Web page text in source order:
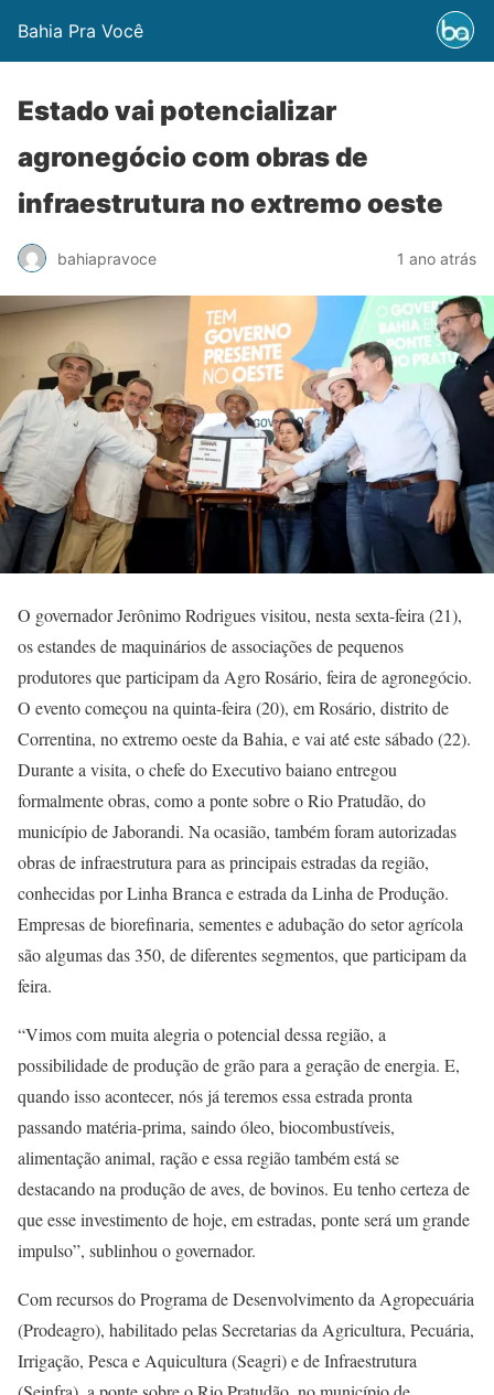
Bahia Pra Você
Estado vai potencializar
agronegócio com obras de
infraestrutura no extremo oeste
bahiapravoce 1 ano atrás
O governador Jerônimo Rodrigues visitou, nesta sexta-feira (21),
os estandes de maquinários de associações de pequenos
produtores que participam da Agro Rosário, feira de agronegócio.
O evento começou na quinta-feira (20), em Rosário, distrito de
Correntina, no extremo oeste da Bahia, e vai até́ este sábado (22).
Durante a visita, o chefe do Executivo baiano entregou
formalmente obras, como a ponte sobre o Rio Pratudão, do
município de Jaborandi. Na ocasião, também foram autorizadas
obras de infraestrutura para as principais estradas da região,
conhecidas por Linha Branca e estrada da Linha de Produção.
Empresas de biorefinaria, sementes e adubação do setor agrícola
são algumas das 350, de diferentes segmentos, que participam da
feira.
“Vimos com muita alegria o potencial dessa região, a
possibilidade de produção de grão para a geração de energia. E,
quando isso acontecer, nós já teremos essa estrada pronta
passando matéria-prima, saindo óleo, biocombustíveis,
alimentação animal, ração e essa região também está se
destacando na produção de aves, de bovinos. Eu tenho certeza de
que esse investimento de hoje, em estradas, ponte será um grande
impulso”, sublinhou o governador.
Com recursos do Programa de Desenvolvimento da Agropecuária
(Prodeagro), habilitado pelas Secretarias da Agricultura, Pecuária,
Irrigação, Pesca e Aquicultura (Seagri) e de Infraestrutura